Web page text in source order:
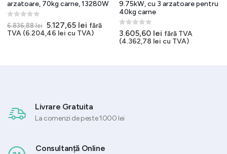
arzatoare, 70kg carne, 13280W
0 out of 5
6.836,88lei Prețul
inițial
a
5.127,65 leiPrețul
curent
5.127,65 lei.
fără
TVA (6.204,46 lei cu TVA)
9.75kW, cu 3 arzatoare pentru
40kg carne
0out of 5
3.605,60 lei fără TVA
(4.362,78 lei cu TVA)
Livrare Gratuita
La comenzi de peste 1000 lei
Consultanță Online